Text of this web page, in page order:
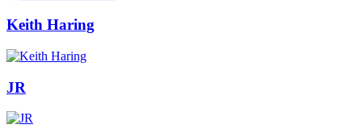
Keith Haring
JR